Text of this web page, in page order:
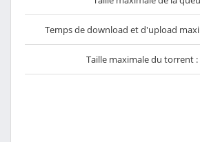
Temps de download et d'upload
Taille maximale du torrent :